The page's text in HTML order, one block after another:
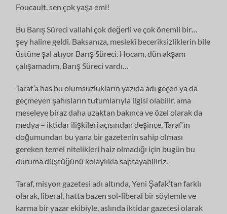
Foucault, sen çok yaşa emi!
Bu Barış Süreci vallahi çok değerli ve çok önemli bir…
şey haline geldi. Baksanıza, meslekî beceriksizliklerin bile
üstüne şal atıyor Barış Süreci. Hocam, dün akşam
çalışamadım, Barış Süreci vardı…
Taraf’a has bu olumsuzlukların yazıda adı geçen ya da
geçmeyen şahısların tutumlarıyla ilgisi olabilir, ama
meseleye biraz daha uzaktan bakınca ve özel olarak da
medya – iktidar ilişkileri açısından deşince, Taraf’ın
doğumundan bu yana bir gazetenin sahip olması
gereken temel nitelikleri haiz olmadığı için bugün bu
duruma düştüğünü kolaylıkla saptayabiliriz.
Taraf, misyon gazetesi adı altında, Yeni Şafak’tan farklı
olarak, liberal, hatta bazen sol-liberal bir söylemle ve
karma bir yazar ekibiyle, aslında iktidar gazetesi olarak